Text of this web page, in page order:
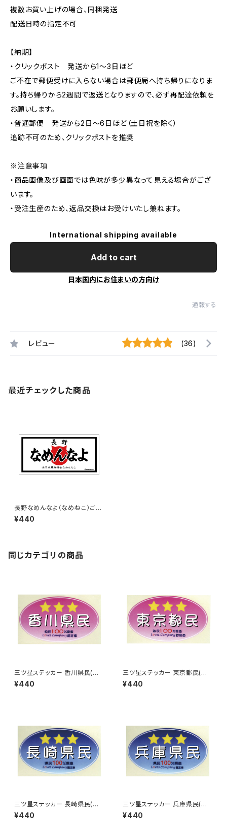
複数お買い上げの場合、同梱発送
配送日時の指定不可
【納期】
・クリックポスト 発送から1〜3日ほど
ご不在で郵便受けに入らない場合は郵便局へ持ち帰りになりま
す。持ち帰りから2週間で返送となりますので、必ず再配達依頼を
お願いします。
・普通郵便 発送から2日〜6日ほど（土日祝を除く）
追跡不可のため、クリックポストを推奨
※注意事項
・商品画像及び画面では色味が多少異なって見える場合がござ
います。
・受注生産のため、返品交換はお受けいたし兼ねます。
International shipping available
Add to cart
日本国内にお住まいの方向け
通報する
レビュー (36)
最近チェックした商品
長野なめんなよ（なめねこ）ご当
地ステッカー B-3
¥440
同じカテゴリの商品
三ツ星ステッカー 香川県民(ピ
ンク)
¥440
三ツ星ステッカー 東京都民(ピ
ンク)
¥440
三ツ星ステッカー 長崎県民(ブ
ルー)
¥440
三ツ星ステッカー 兵庫県民(ブ
ルー)
¥440